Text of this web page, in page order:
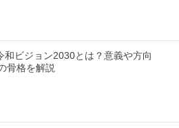
和ビジョン2030とは？意義や方向
骨格を解説